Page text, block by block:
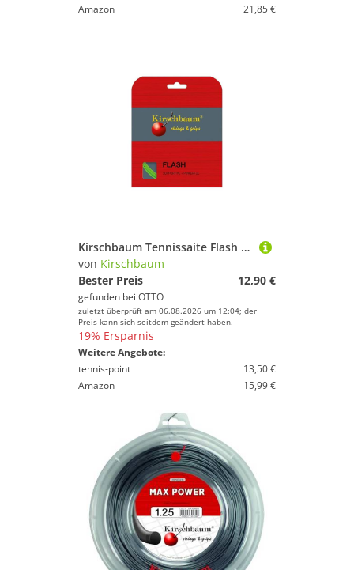
Amazon
21,85 €
Kirschbaum Tennissaite Flash (Haltbarkeit+Power) lime 12m Set, Saitendicke: 1.25
von Kirschbaum
Bester Preis
12,90 €
gefunden bei OTTO
zuletzt überprüft am 06.08.2026 um 12:04; der
Preis kann sich seitdem geändert haben.
19% Ersparnis
Weitere Angebote:
tennis-point
13,50 €
Amazon
15,99 €